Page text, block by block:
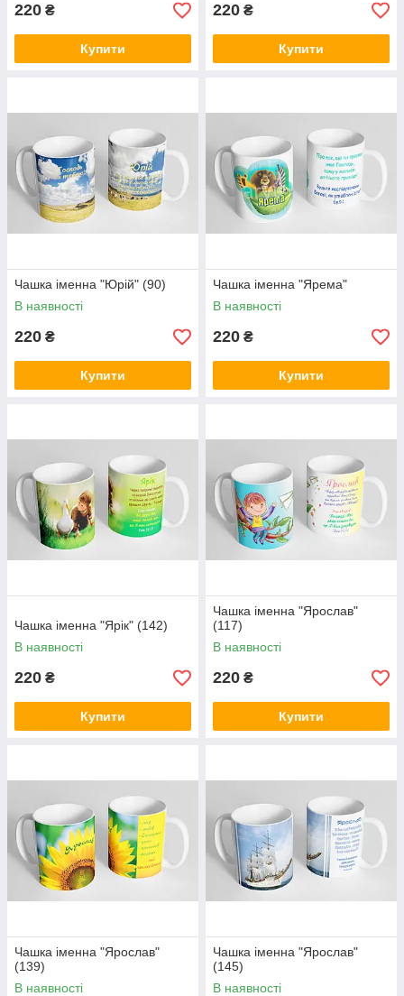
220 ₴
Купити
220 ₴
Купити
Чашка іменна "Юрій" (90)
В наявності
220 ₴
Купити
Чашка іменна "Ярема"
В наявності
220 ₴
Купити
Чашка іменна "Ярік" (142)
В наявності
220 ₴
Купити
Чашка іменна "Ярослав"
(117)
В наявності
220 ₴
Купити
Чашка іменна "Ярослав"
(139)
В наявності
Чашка іменна "Ярослав"
(145)
В наявності